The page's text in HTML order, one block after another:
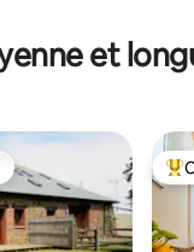
et